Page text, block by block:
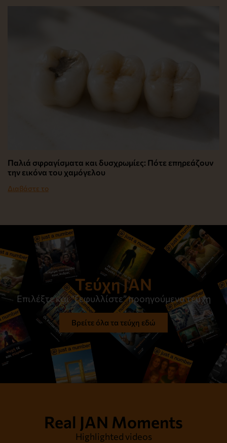
Παλιά σφραγίσματα και δυσχρωμίες: Πότε επηρεάζουν
την εικόνα του χαμόγελου
Διαβάστε το
Τεύχη JAN
Επιλέξτε και “ξεφυλλίστε” προηγούμενα τεύχη
Βρείτε όλα τα τεύχη εδώ
Real JAN Moments
Highlighted videos